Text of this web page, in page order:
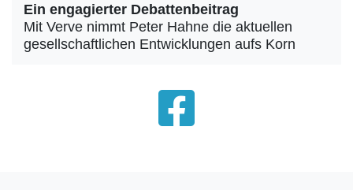
Ein engagierter Debattenbeitrag
Mit Verve nimmt Peter Hahne die aktuellen
gesellschaftlichen Entwicklungen aufs Korn